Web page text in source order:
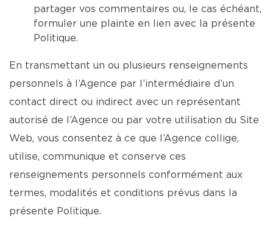
partager vos commentaires ou, le cas échéant,
formuler une plainte en lien avec la présente
Politique.
En transmettant un ou plusieurs renseignements
personnels à l’Agence par l’intermédiaire d’un
contact direct ou indirect avec un représentant
autorisé de l’Agence ou par votre utilisation du Site
Web, vous consentez à ce que l’Agence collige,
utilise, communique et conserve ces
renseignements personnels conformément aux
termes, modalités et conditions prévus dans la
présente Politique.